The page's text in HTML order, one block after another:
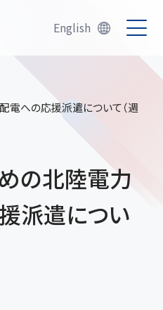
English
電への応援派遣について（週
の北陸電力
派遣につい